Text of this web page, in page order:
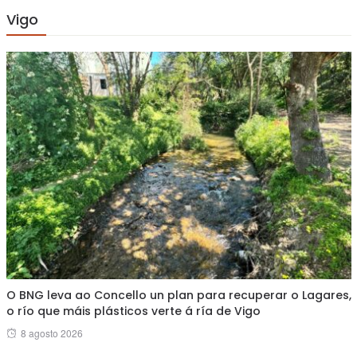
Vigo
O BNG leva ao Concello un plan para recuperar o Lagares,
o río que máis plásticos verte á ría de Vigo
Posted
8 agosto 2026